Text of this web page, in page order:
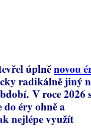
úplněnovou
radikálně jiný
V roce 2026
do éry ohně a
nejlépe využít